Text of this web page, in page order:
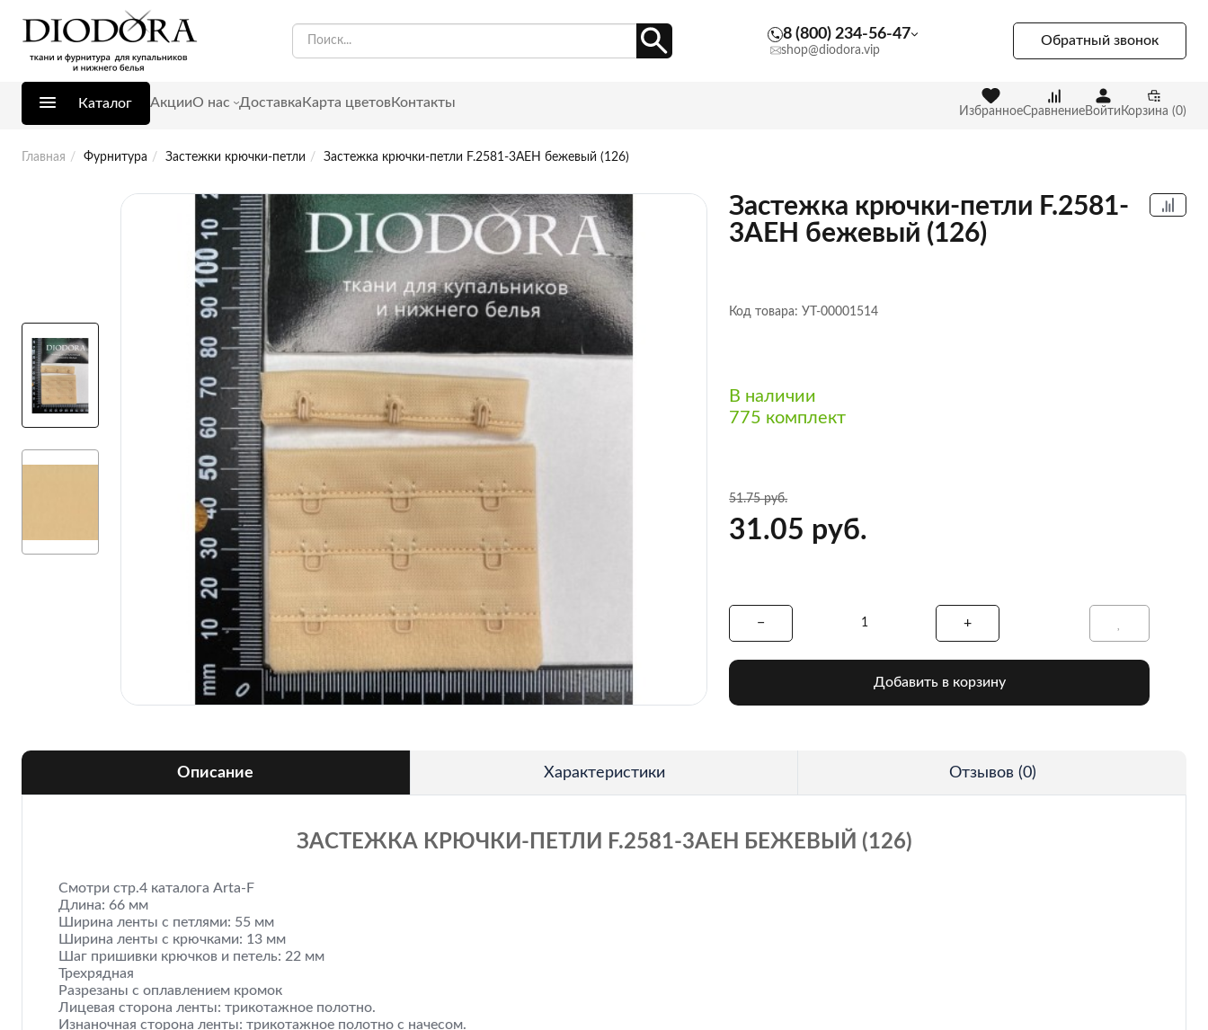
8 (800) 234-56-47
shop@diodora.vip
Обратный звонок
Каталог АкцииО нас Доставка Карта цветовКонтакты
ИзбранноеСравнениеВойти Корзина (0)
Главная Фурнитура Застежки крючки-петли Застежка крючки-петли F.2581-3AEH бежевый (126)
Застежка крючки-петли F.2581-
3AEH бежевый (126)
Код товара: УТ-00001514
В наличии
775 комплект
51.75 руб.
31.05 руб.
Добавить в корзину
Описание Характеристики Отзывов (0)
ЗАСТЕЖКА КРЮЧКИ-ПЕТЛИ F.2581-3AEH БЕЖЕВЫЙ (126)
Смотри стр.4 каталога Arta-F
Длина: 66 мм
Ширина ленты с петлями: 55 мм
Ширина ленты с крючками: 13 мм
Шаг пришивки крючков и петель: 22 мм
Трехрядная
Разрезаны с оплавлением кромок
Лицевая сторона ленты: трикотажное полотно.
Изнаночная сторона ленты: трикотажное полотно с начесом.